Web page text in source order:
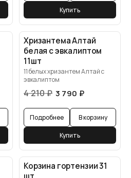
Купить
Хризантема Алтай
белая с эвкалиптом
11шт
11 белых хризантем Алтай с
эвкалиптом
4 210₽ 3 790 ₽
Подробнее В корзину
Купить
Корзина гортензии 31